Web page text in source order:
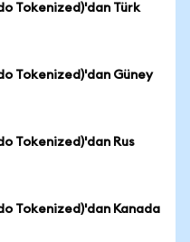
Tokenized)'dan Türk
Tokenized)'dan Güney
Tokenized)'dan Rus
Tokenized)'dan Kanada